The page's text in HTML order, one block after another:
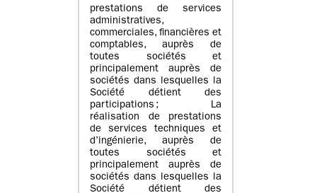
prestations de services
administratives,
commerciales, financières et
comptables, auprès de
toutes sociétés et
principalement auprès de
sociétés dans lesquelles la
Société détient des
participations ; La
réalisation de prestations
de services techniques et
d’ingénierie, auprès de
toutes sociétés et
principalement auprès de
sociétés dans lesquelles la
Société détient des